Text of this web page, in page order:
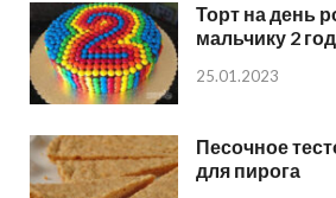
Торт на день
мальчику 2
25.01.2023
Песочное
для пирога